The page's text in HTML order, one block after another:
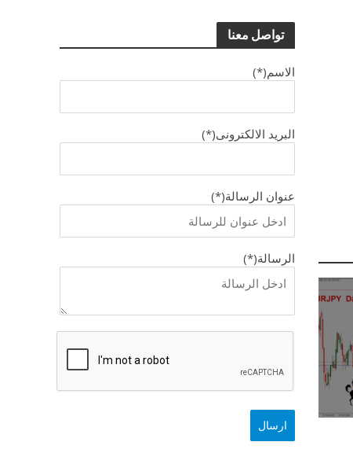
تواصل معنا
الاسم(*)
البريد الالكترونى(*)
عنوان الرسالة(*)
الرسالة(*)